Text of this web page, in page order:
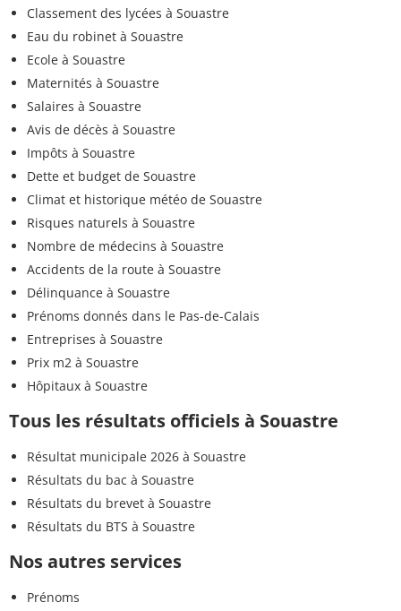
Classement des lycées à Souastre
Eau du robinet à Souastre
Ecole à Souastre
Maternités à Souastre
Salaires à Souastre
Avis de décès à Souastre
Impôts à Souastre
Dette et budget de Souastre
Climat et historique météo de Souastre
Risques naturels à Souastre
Nombre de médecins à Souastre
Accidents de la route à Souastre
Délinquance à Souastre
Prénoms donnés dans le Pas-de-Calais
Entreprises à Souastre
Prix m2 à Souastre
Hôpitaux à Souastre
Tous les résultats officiels à Souastre
Résultat municipale 2026 à Souastre
Résultats du bac à Souastre
Résultats du brevet à Souastre
Résultats du BTS à Souastre
Nos autres services
Prénoms